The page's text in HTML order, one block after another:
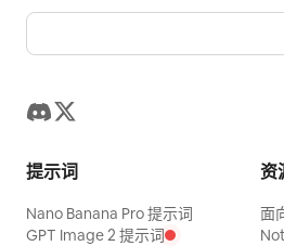
提示词
Nano Banana Pro 提示词
GPT Image 2 提示词
资
面